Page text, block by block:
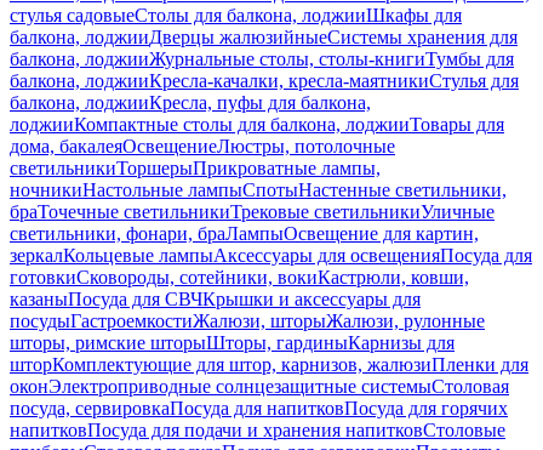
стулья садовыеСтолы для балкона, лоджииШкафы для
балкона, лоджииДверцы жалюзийныеСистемы хранения для
балкона, лоджииЖурнальные столы, столы-книгиТумбы для
балкона, лоджииКресла-качалки, кресла-маятникиСтулья для
балкона, лоджииКресла, пуфы для балкона,
лоджииКомпактные столы для балкона, лоджииТовары для
дома, бакалеяОсвещениеЛюстры, потолочные
светильникиТоршерыПрикроватные лампы,
ночникиНастольные лампыСпотыНастенные светильники,
браТочечные светильникиТрековые светильникиУличные
светильники, фонари, браЛампыОсвещение для картин,
зеркалКольцевые лампыАксессуары для освещенияПосуда для
готовкиСковороды, сотейники, вокиКастрюли, ковши,
казаныПосуда для СВЧКрышки и аксессуары для
посудыГастроемкостиЖалюзи, шторыЖалюзи, рулонные
шторы, римские шторыШторы, гардиныКарнизы для
шторКомплектующие для штор, карнизов, жалюзиПленки для
оконЭлектроприводные солнцезащитные системыСтоловая
посуда, сервировкаПосуда для напитковПосуда для горячих
напитковПосуда для подачи и хранения напитковСтоловые